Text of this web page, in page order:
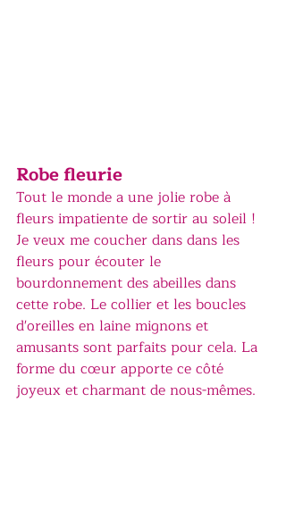
Robe fleurie
Tout le monde a une jolie robe à
fleurs impatiente de sortir au soleil !
Je veux me coucher dans dans les
fleurs pour écouter le
bourdonnement des abeilles dans
cette robe. Le collier et les boucles
d'oreilles en laine mignons et
amusants sont parfaits pour cela. La
forme du cœur apporte ce côté
joyeux et charmant de nous-mêmes.